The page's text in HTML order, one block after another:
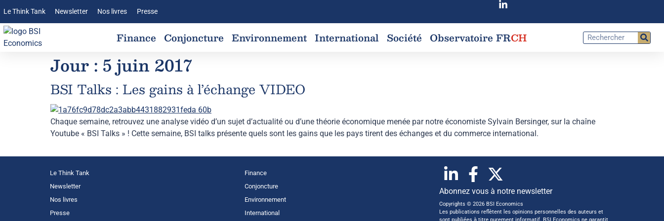
Le Think Tank Newsletter Nos livres Presse
Finance Conjoncture Environnement International Société Observatoire FRCH
Jour : 5 juin 2017
BSI Talks : Les gains à l’échange VIDEO
Chaque semaine, retrouvez une analyse vidéo d’un sujet d’actualité ou d’une théorie économique menée par notre économiste Sylvain Bersinger, sur la chaîne
Youtube « BSI Talks » ! Cette semaine, BSI talks présente quels sont les gains que les pays tirent des échanges et du commerce international.
Le Think Tank
Newsletter
Nos livres
Presse
Finance
Conjoncture
Environnement
International
Abonnez vous à notre newsletter
Copyrights © 2026 BSI Economics
Les publications reflètent les opinions personnelles des auteurs et